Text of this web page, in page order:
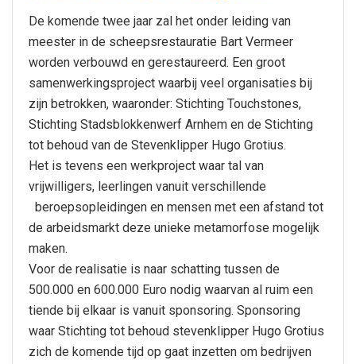
De komende twee jaar zal het onder leiding van
meester in de scheepsrestauratie Bart Vermeer
worden verbouwd en gerestaureerd. Een groot
samenwerkingsproject waarbij veel organisaties bij
zijn betrokken, waaronder: Stichting Touchstones,
Stichting Stadsblokkenwerf Arnhem en de Stichting
tot behoud van de Stevenklipper Hugo Grotius.
Het is tevens een werkproject waar tal van
vrijwilligers, leerlingen vanuit verschillende
beroepsopleidingen en mensen met een afstand tot
de arbeidsmarkt deze unieke metamorfose mogelijk
maken.
Voor de realisatie is naar schatting tussen de
500.000 en 600.000 Euro nodig waarvan al ruim een
tiende bij elkaar is vanuit sponsoring. Sponsoring
waar Stichting tot behoud stevenklipper Hugo Grotius
zich de komende tijd op gaat inzetten om bedrijven